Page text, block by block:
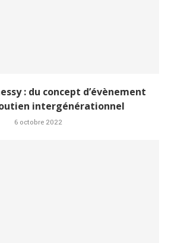
: du concept d’évènement
intergénérationnel
6 octobre 2022